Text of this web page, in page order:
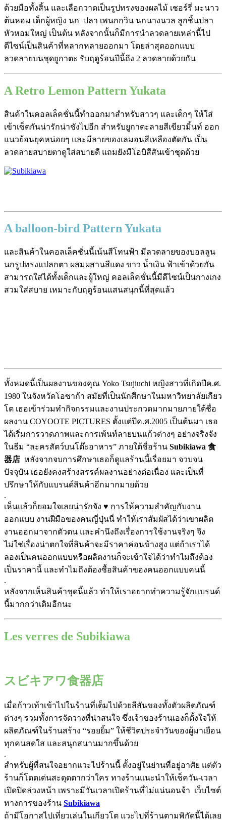
ด้วยมือทั้งสิ้น และเลือกวาดเป็นรูปทรงของผลไม้ เชอร์รี่ มะนาว
ต้นหอม เด็กผู้หญิง นก ปลา เพนกกวิน นกนางนวล ลูกชิ้นปลา
หัวหอมใหญ่ เป็นต้น หลังจากนั้นก็มีการนำลวดลายเหล่านี้ไป
ดีไซน์เป็นสินค้าที่หลากหลายออกมา โดยล่าสุดออกแบบ
ลวดลายบนชุดยูกาตะ รับฤดูร้อนปีนี้ถึง 2 ลวดลายด้วยกัน
A Retro Lemon Pattern Yukata
สินค้าในคอลเล็คชั่นนี้ทำออกมาสำหรับสาวๆ และเด็กๆ ให้ใส่
เข้าเซ็ตกันน่ารักน่าชังไปอีก สำหรับยูกาตะลายสีเขียวมิ้นท์ ออก
แนวย้อนยุคหน่อยๆ และมีลายของเลมอนสีเหลืองตัดกัน เป็น
ลวดลายสบายตาดูใส่สบายดี แถมยังมีโอบิสีสันเข้าชุดด้วย
A balloon-bird Pattern Yukata
และสินค้าในคอลเล็คชั่นนี้เน้นสีโทนฟ้า มีลวดลายของบอลลูน
นกรูปทรงแปลกตา ผสมผสานสีแดง ขาว น้ำเงิน ฟ้าเข้าด้วยกัน
สามารถใส่ได้ทั้งเด็กและผู้ใหญ่ คอลเล็คชั่นนี้มีดีไซน์เป็นกางเกง
สวมใส่สบาย เหมาะกับฤดูร้อนแสนสนุกนี้ที่สุดแล้ว
ทั้งหมดนี้เป็นผลงานของคุณ Yoko Tsujiuchi หญิงสาวที่เกิดปีค.ศ.
1980 ในจังหวัดโอซาก้า สมัยที่เป็นนักศึกษาในมหาวิทยาลัยเกียว
โต เธอเข้าร่วมทำกิจกรรมและงานประกวดมากมายภายใต้ชื่อ
ผลงาน COYOOTE PICTURES ตั้งแต่ปีค.ศ.2005 เป็นต้นมา เธอ
ได้เริ่มการวาดภาพและการเพ้นท์ลายบนแก้วต่างๆ อย่างจริงจัง
ในธีม “ละครสัตว์บนโต๊ะอาหาร” ภายใต้ชื่อร้าน Subikiawa 食
器店 หลังจากจบการศึกษาเธอก็ดูแลร้านนี้เรื่อยมา จวบจน
ปัจจุบัน เธอยังคงสร้างสรรค์ผลงานอย่างต่อเนื่อง และเป็นที่
ปรึกษาให้กับแบรนด์สินค้าอีกมากมายด้วย
.
เห็นแล้วก็ยอมใจเลยน่ารักจัง ♥ การให้ความสำคัญกับงาน
ออกแบบ งานฝีมือของคนญี่ปุ่นนี่ ทำให้เราสัมผัสได้ว่าเขาผลิต
งานออกมาจากตัวตน และคำนึงถึงเรื่องการใช้งานจริงๆ จึง
ไม่ใช่เรื่องน่าตกใจที่สินค้าจะมีราคาค่อนข้างสูง แต่ถ้าเราได้
ลองเป็นคนออกแบบหรือผลิตงานก็จะเข้าใจได้ว่าทำไมถึงต้อง
เป็นราคานี้ และทำไมถึงต้องซื้อสินค้าของคนออกแบบคนนี้
.
หลังจากเห็นสินค้าชุดนี้แล้ว ทำให้เราอยากทำความรู้จักแบรนด์
นี้มากกว่าเดิมอีกนะ
Les verres de Subikiawa
スビキアワ食器店
เมื่อก้าวเท้าเข้าไปในร้านที่เต็มไปด้วยสีสันของทั้งตัวผลิตภัณฑ์
ต่างๆ รวมทั้งการจัดวางที่น่าสนใจ ซึ่งเจ้าของร้านเองก็ตั้งใจให้
ผลิตภัณฑ์ในร้านสร้าง “รอยยิ้ม” ให้ชีวิตประจำวันของผู้มาเยือน
ทุกคนสดใส และสนุกสนานมากขึ้นด้วย
.
สำหรับผู้ที่สนใจอยากแวะไปร้านนี้ ตั้งอยู่ในย่านที่อยู่อาศัย แต่ตัว
ร้านก็โดดเด่นสะดุดตากว่าใคร ทางร้านแนะนำให้เช็ควัน-เวลา
เปิดปิดล่วงหน้า เพราะมีวันเวลาเปิดร้านที่ไม่แน่นอนจ้า เว็บไซต์
ทางการของร้าน Subikiawa
ถ้ามีโอกาสไปเที่ยวเล่นในเกียวโต แวะไปที่ร้านตามพิกัดนี้ได้เลย